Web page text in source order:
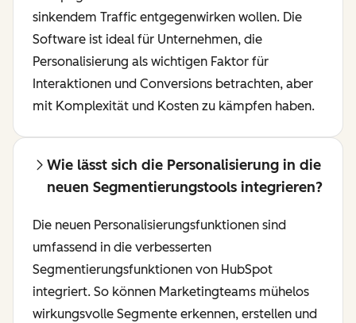
sinkendem Traffic entgegenwirken wollen. Die
Software ist ideal für Unternehmen, die
Personalisierung als wichtigen Faktor für
Interaktionen und Conversions betrachten, aber
mit Komplexität und Kosten zu kämpfen haben.
Wie lässt sich die Personalisierung in die
neuen Segmentierungstools integrieren?
Die neuen Personalisierungsfunktionen sind
umfassend in die verbesserten
Segmentierungsfunktionen von HubSpot
integriert. So können Marketingteams mühelos
wirkungsvolle Segmente erkennen, erstellen und